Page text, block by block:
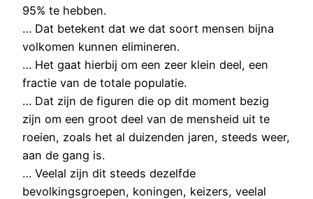
95% te hebben.
… Dat betekent dat we dat soort mensen bijna
volkomen kunnen elimineren.
… Het gaat hierbij om een zeer klein deel, een
fractie van de totale populatie.
… Dat zijn de figuren die op dit moment bezig
zijn om een groot deel van de mensheid uit te
roeien, zoals het al duizenden jaren, steeds weer,
aan de gang is.
… Veelal zijn dit steeds dezelfde
bevolkingsgroepen, koningen, keizers, veelal